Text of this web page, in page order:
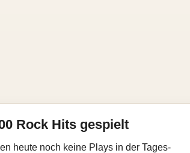
Rock Hits gespielt
heute noch keine Plays in der Tages-